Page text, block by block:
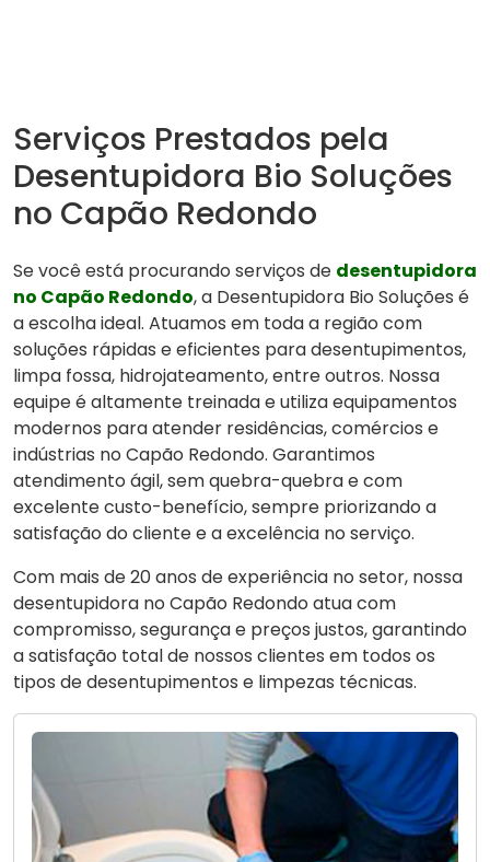
Serviços Prestados pela
Desentupidora Bio Soluções
no Capão Redondo
Se você está procurando serviços de desentupidora
no Capão Redondo, a Desentupidora Bio Soluções é
a escolha ideal. Atuamos em toda a região com
soluções rápidas e eficientes para desentupimentos,
limpa fossa, hidrojateamento, entre outros. Nossa
equipe é altamente treinada e utiliza equipamentos
modernos para atender residências, comércios e
indústrias no Capão Redondo. Garantimos
atendimento ágil, sem quebra-quebra e com
excelente custo-benefício, sempre priorizando a
satisfação do cliente e a excelência no serviço.
Com mais de 20 anos de experiência no setor, nossa
desentupidora no Capão Redondo atua com
compromisso, segurança e preços justos, garantindo
a satisfação total de nossos clientes em todos os
tipos de desentupimentos e limpezas técnicas.